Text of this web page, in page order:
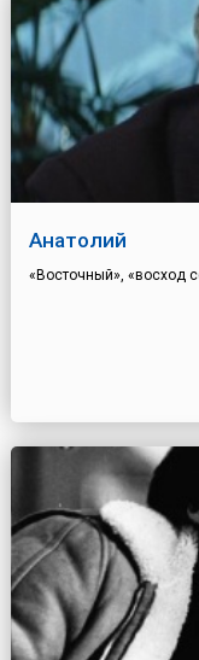
Анатолий
«Восточный», «восход